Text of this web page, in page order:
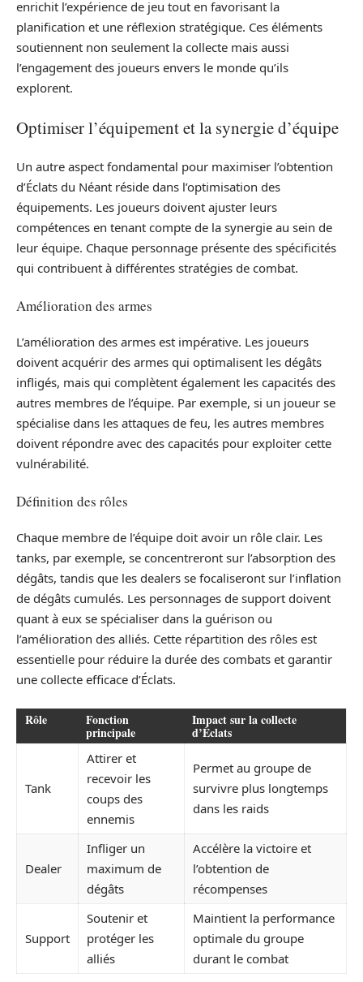
enrichit l’expérience de jeu tout en favorisant la
planification et une réflexion stratégique. Ces éléments
soutiennent non seulement la collecte mais aussi
l’engagement des joueurs envers le monde qu’ils
explorent.
Optimiser l’équipement et la synergie d’équipe
Un autre aspect fondamental pour maximiser l’obtention
d’Éclats du Néant réside dans l’optimisation des
équipements. Les joueurs doivent ajuster leurs
compétences en tenant compte de la synergie au sein de
leur équipe. Chaque personnage présente des spécificités
qui contribuent à différentes stratégies de combat.
Amélioration des armes
L’amélioration des armes est impérative. Les joueurs
doivent acquérir des armes qui optimalisent les dégâts
infligés, mais qui complètent également les capacités des
autres membres de l’équipe. Par exemple, si un joueur se
spécialise dans les attaques de feu, les autres membres
doivent répondre avec des capacités pour exploiter cette
vulnérabilité.
Définition des rôles
Chaque membre de l’équipe doit avoir un rôle clair. Les
tanks, par exemple, se concentreront sur l’absorption des
dégâts, tandis que les dealers se focaliseront sur l’inflation
de dégâts cumulés. Les personnages de support doivent
quant à eux se spécialiser dans la guérison ou
l’amélioration des alliés. Cette répartition des rôles est
essentielle pour réduire la durée des combats et garantir
une collecte efficace d’Éclats.
Rôle Fonction
principale
Impact sur la collecte
d’Éclats
Tank
Attirer et
recevoir les
coups des
ennemis
Permet au groupe de
survivre plus longtemps
dans les raids
Dealer
Infliger un
maximum de
dégâts
Accélère la victoire et
l’obtention de
récompenses
Support
Soutenir et
protéger les
alliés
Maintient la performance
optimale du groupe
durant le combat